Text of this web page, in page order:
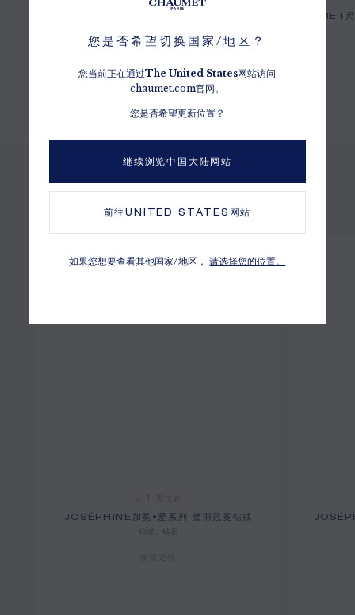
您是否希望切换国家/地区？
您当前正在通过TheUnited States网站访问
chaumet.com官网。
您是否希望更新位置？
继续浏览中国大陆网站
前往UNITED STATES 网站
如果您想要查看其他国家/地区，请选择您的位置。
CHAUMET
从 1 克拉起
JOSÉPHINE加冕•爱系列 鹭羽冠冕钻戒
铂金、钻石